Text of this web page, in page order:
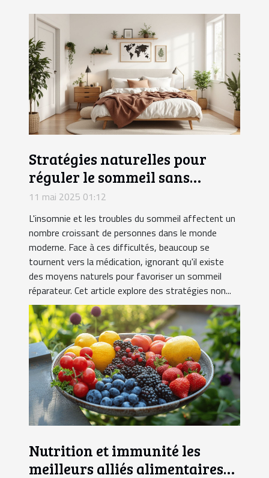
Stratégies naturelles pour
réguler le sommeil sans
médication
11 mai 2025 01:12
L'insomnie et les troubles du sommeil affectent un
nombre croissant de personnes dans le monde
moderne. Face à ces difficultés, beaucoup se
tournent vers la médication, ignorant qu'il existe
des moyens naturels pour favoriser un sommeil
réparateur. Cet article explore des stratégies non...
Nutrition et immunité les
meilleurs alliés alimentaires